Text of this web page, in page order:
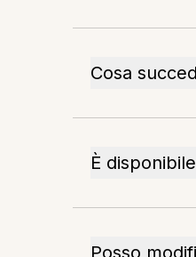
Cosa
È
Posso